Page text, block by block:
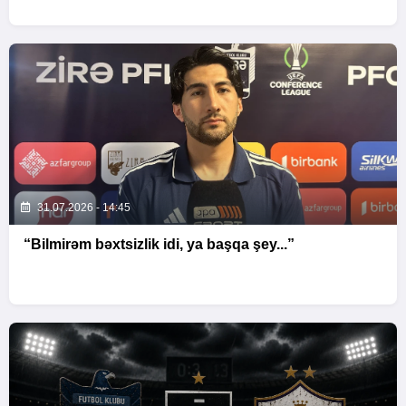
31.07.2026 - 14:45
“Bilmirəm bəxtsizlik idi, ya başqa şey...”